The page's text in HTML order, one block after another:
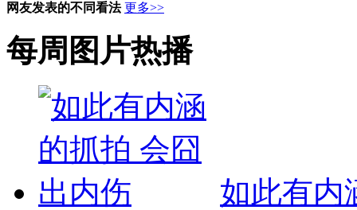
网友发表的不同看法 更多>>
每周图片热播
如此有内